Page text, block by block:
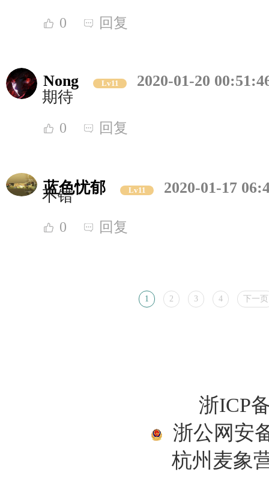
0 回复
Nong Lv11
2020-01-20
期待
0 回复
蓝色忧郁 Lv11 2020-01-17
不错
0 回复
1 2 3 4 下一页
浙ICP
浙公网安
杭州麦象